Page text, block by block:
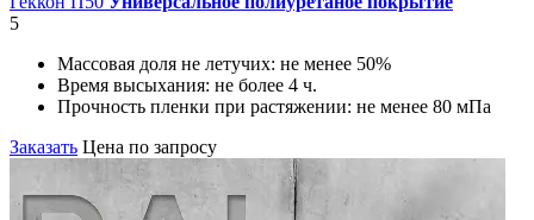
5
Массовая доля не летучих: не менее 50%
Время высыхания: не более 4 ч.
Прочность пленки при растяжении: не менее 80 мПа
Заказать Цена по запросу